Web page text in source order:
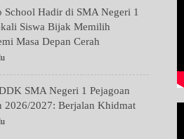
School Hadir di SMA Negeri 1
Siswa Bijak Memilih
Masa Depan Cerah
SMA Negeri 1 Pejagoan
2026/2027: Berjalan Khidmat